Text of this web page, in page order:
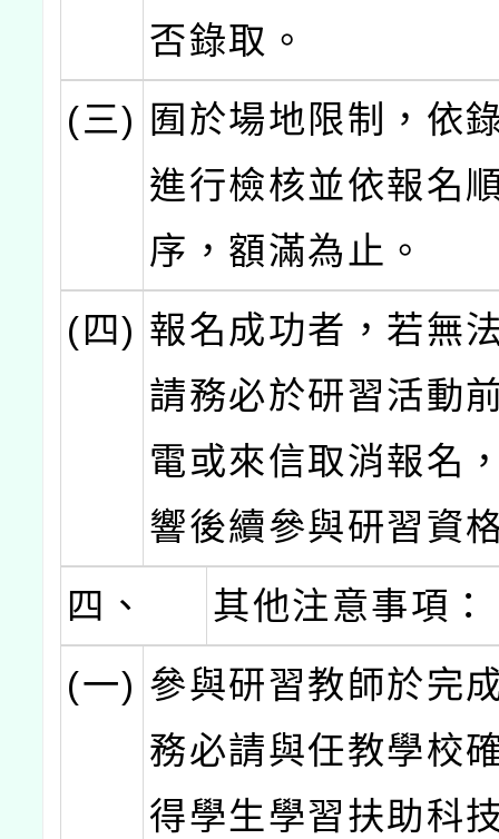
否錄取。
(三) 囿於場地限制，依
進行檢核並依報名
序，額滿為止。
(四) 報名成功者，若無
請務必於研習活動
電或來信取消報名
響後續參與研習資
四、
其他注意事項：
(一) 參與研習教師於完
務必請與任教學校
得學生學習扶助科